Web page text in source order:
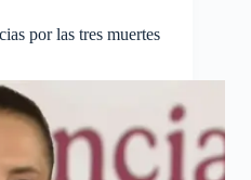
por las tres muertes